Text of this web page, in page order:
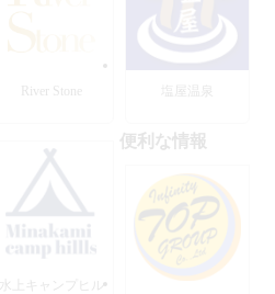
River Stone 塩屋温泉
水上キャンプヒル
便利な情報